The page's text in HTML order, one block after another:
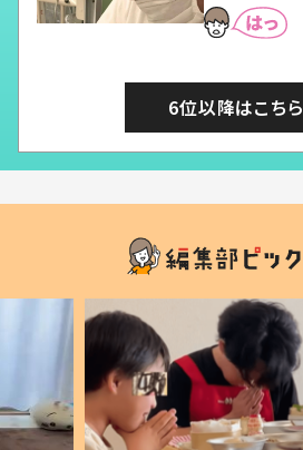
6位以降はこちら